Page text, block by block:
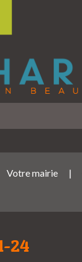
Votre mairie |
24